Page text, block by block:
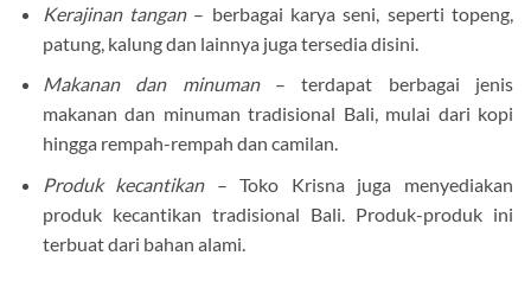
Kerajinan tangan– berbagai karya seni, seperti topeng,
patung, kalung dan lainnya juga tersedia disini.
Makanan dan minuman– terdapat berbagai jenis
makanan dan minuman tradisional Bali, mulai dari kopi
hingga rempah-rempah dan camilan.
Produk kecantikan– Toko Krisna juga menyediakan
produk kecantikan tradisional Bali. Produk-produk ini
terbuat dari bahan alami.